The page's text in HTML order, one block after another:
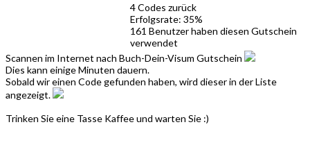
4 Codes zurück
Erfolgsrate: 35%
161 Benutzer haben diesen Gutschein
verwendet
Scannen im Internet nach Buch-Dein-Visum Gutschein
Dies kann einige Minuten dauern.
Sobald wir einen Code gefunden haben, wird dieser in der Liste
angezeigt.
Trinken Sie eine Tasse Kaffee und warten Sie :)